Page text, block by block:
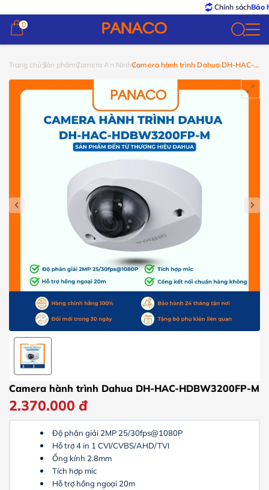
Chính sáchBảo hành
0
0
Trang chủ Sản phẩmCamera An NinhCamera hành trình Dahua DH-HAC-
Camera hành trình Dahua DH-HAC-HDBW3200FP-M
2.370.000 đ
Độ phân giải 2MP 25/30fps@1080P
Hỗ trợ 4 in 1 CVI/CVBS/AHD/TVI
Ống kính 2.8mm
Tích hợp mic
Hỗ trợ hồng ngoại 20m